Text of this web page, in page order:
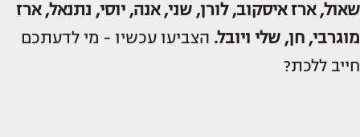
שאול, ארז איסקוב, לורן, שני, אנה, יוסי, נתנאל, ארז
מוגרבי, חן, שלי ויובל. הצביעו עכשיו - מי לדעתכם
חייב ללכת?